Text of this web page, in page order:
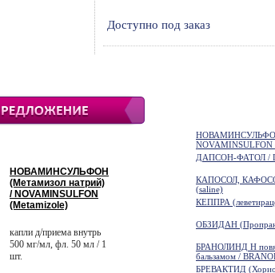
Доступно под заказ
НОВАМИНСУЛЬФОН
(Метамизол натрий)
/ NOVAMINSULFON
(Metamizole)
капли д/приема внутрь
500 мг/мл, фл. 50 мл / 1
шт.
НОВАМИНСУЛЬФОН
NOVAMINSULFON
ДАПСОН-ФАТОЛ /
КАПОСОЛ, КАФОСОЛ
(saline)
КЕППРА
ОБЗИДАН
БРАНОЛИНД Н
бальзамом /
БРЕВАКТИД